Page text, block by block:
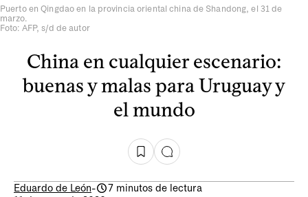
Puerto en Qingdao en la provincia oriental china de Shandong, el 31 de
marzo.
Foto: AFP, s/d de autor
China en cualquier escenario:
buenas y malas para Uruguay y
el mundo
Eduardo de León-
7 minutos de lectura